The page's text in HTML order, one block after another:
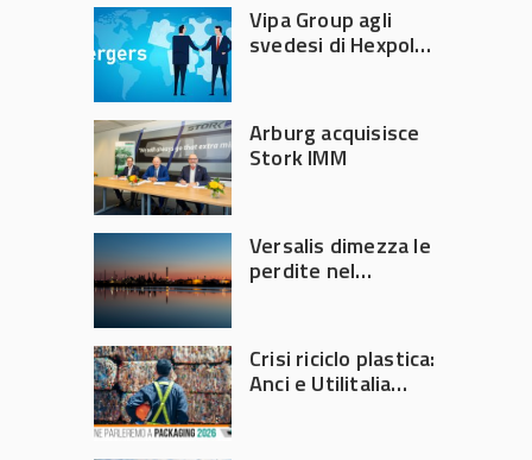
Vipa Group agli
svedesi di Hexpol
Arburg acquisisce
Stork IMM
Versalis dimezza le
perdite nel
Crisi riciclo plastica:
Anci e Utilitalia